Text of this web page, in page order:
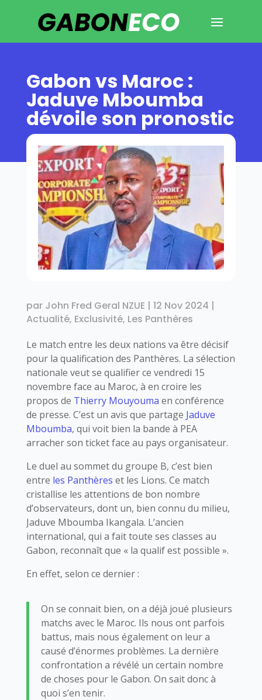
Gabon vs Maroc :
Jaduve Mboumba
dévoile son pronostic
par John Fred Geral NZUE | 12 Nov 2024 |
Actualité, Exclusivité, Les Panthères
Le match entre les deux nations va être décisif
pour la qualification des Panthères. La sélection
nationale veut se qualifier ce vendredi 15
novembre face au Maroc, à en croire les
propos de Thierry Mouyouma en conférence
de presse. C’est un avis que partage Jaduve
Mboumba, qui voit bien la bande à PEA
arracher son ticket face au pays organisateur.
Le duel au sommet du groupe B, c’est bien
entre les Panthères et les Lions. Ce match
cristallise les attentions de bon nombre
d’observateurs, dont un, bien connu du milieu,
Jaduve Mboumba Ikangala. L’ancien
international, qui a fait toute ses classes au
Gabon, reconnaît que « la qualif est possible ».
En effet, selon ce dernier :
On se connait bien, on a déjà joué plusieurs
matchs avec le Maroc. Ils nous ont parfois
battus, mais nous également on leur a
causé d’énormes problèmes. La dernière
confrontation a révélé un certain nombre
de choses pour le Gabon. On sait donc à
quoi s’en tenir.